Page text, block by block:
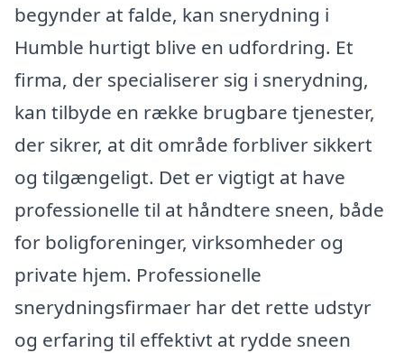
begynder at falde, kan snerydning i
Humble hurtigt blive en udfordring. Et
firma, der specialiserer sig i snerydning,
kan tilbyde en række brugbare tjenester,
der sikrer, at dit område forbliver sikkert
og tilgængeligt. Det er vigtigt at have
professionelle til at håndtere sneen, både
for boligforeninger, virksomheder og
private hjem. Professionelle
snerydningsfirmaer har det rette udstyr
og erfaring til effektivt at rydde sneen